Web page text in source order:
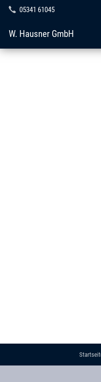
05341 61045
W. Hausner GmbH